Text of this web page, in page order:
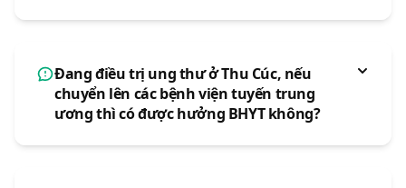
Đang điều trị ung thư ở Thu Cúc, nếu
chuyển lên các bệnh viện tuyến trung
ương thì có được hưởng BHYT không?